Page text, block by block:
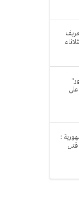
: